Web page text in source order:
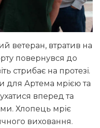
ветеран, втратив на
повернувся до
стрибає на протезі.
для Артема мрією та
вперед та
Хлопець мріє
виховання.